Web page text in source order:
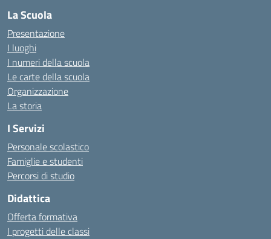
La Scuola
Presentazione
I luoghi
I numeri della scuola
Le carte della scuola
Organizzazione
La storia
I Servizi
Personale scolastico
Famiglie e studenti
Percorsi di studio
Didattica
Offerta formativa
I progetti delle classi